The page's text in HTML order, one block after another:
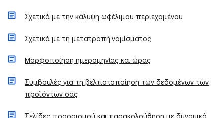
Σχετικά με την κάλυψη ωφέλιμου περιεχομένου
Σχετικά με τη μετατροπή νομίσματος
Μορφοποίηση ημερομηνίας και ώρας
Συμβουλές για τη βελτιστοποίηση των δεδομένων των
προϊόντων σας
Σελίδες προορισμού και παρακολούθηση με δυναμικό